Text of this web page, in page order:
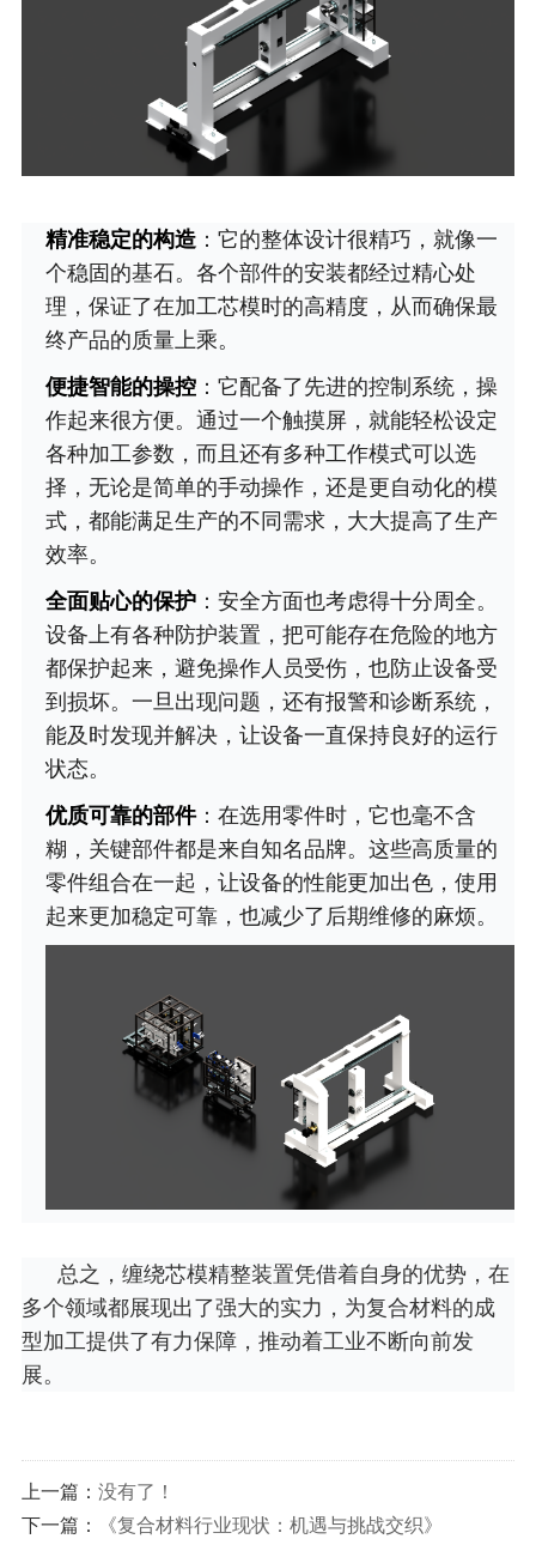
精准稳定的构造：它的整体设计很精巧，就像一
个稳固的基石。各个部件的安装都经过精心处
理，保证了在加工芯模时的高精度，从而确保最
终产品的质量上乘。
便捷智能的操控：它配备了先进的控制系统，操
作起来很方便。通过一个触摸屏，就能轻松设定
各种加工参数，而且还有多种工作模式可以选
择，无论是简单的手动操作，还是更自动化的模
式，都能满足生产的不同需求，大大提高了生产
效率。
全面贴心的保护：安全方面也考虑得十分周全。
设备上有各种防护装置，把可能存在危险的地方
都保护起来，避免操作人员受伤，也防止设备受
到损坏。一旦出现问题，还有报警和诊断系统，
能及时发现并解决，让设备一直保持良好的运行
状态。
优质可靠的部件：在选用零件时，它也毫不含
糊，关键部件都是来自知名品牌。这些高质量的
零件组合在一起，让设备的性能更加出色，使用
起来更加稳定可靠，也减少了后期维修的麻烦。
总之，缠绕芯模精整装置凭借着自身的优势，在
多个领域都展现出了强大的实力，为复合材料的成
型加工提供了有力保障，推动着工业不断向前发
展。
上一篇： 没有了！
下一篇：
《复合材料行业现状：机遇与挑战交织》